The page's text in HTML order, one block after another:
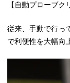
【自動プローブク
従来、手動で行っ
で利便性を大幅向